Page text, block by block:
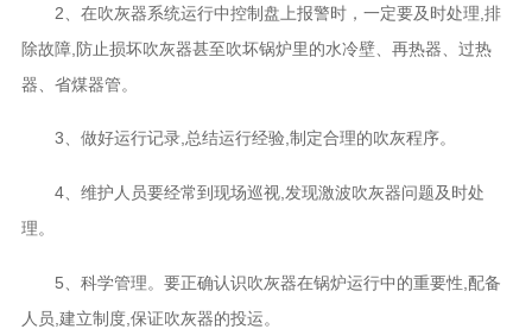
2、在吹灰器系统运行中控制盘上报警时，一定要及时处理,排
除故障,防止损坏吹灰器甚至吹坏锅炉里的水冷壁、再热器、过热
器、省煤器管。
3、做好运行记录,总结运行经验,制定合理的吹灰程序。
4、维护人员要经常到现场巡视,发现激波吹灰器问题及时处
理。
5、科学管理。要正确认识吹灰器在锅炉运行中的重要性,配备
人员,建立制度,保证吹灰器的投运。